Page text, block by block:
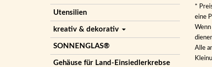
Utensilien
kreativ & dekorativ
SONNENGLAS®
Gehäuse für Land-Einsiedlerkrebse
*
eine
Alle